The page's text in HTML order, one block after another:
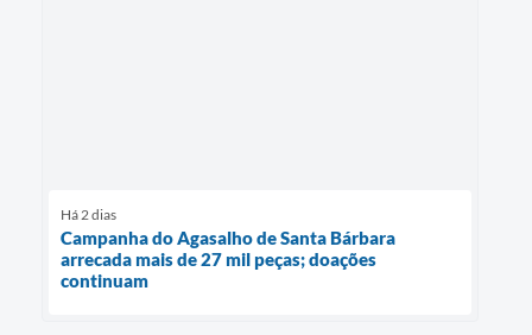
Há 2 dias
Campanha do Agasalho de Santa Bárbara
arrecada mais de 27 mil peças; doações
continuam